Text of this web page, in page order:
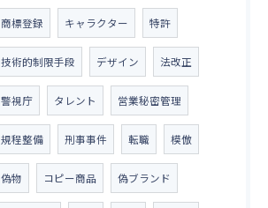
商標登録 キャラクター 特許
技術的制限手段 デザイン 法改正
警視庁 タレント 営業秘密管理
規程整備 刑事事件 転職 模倣
偽物 コピー商品 偽ブランド